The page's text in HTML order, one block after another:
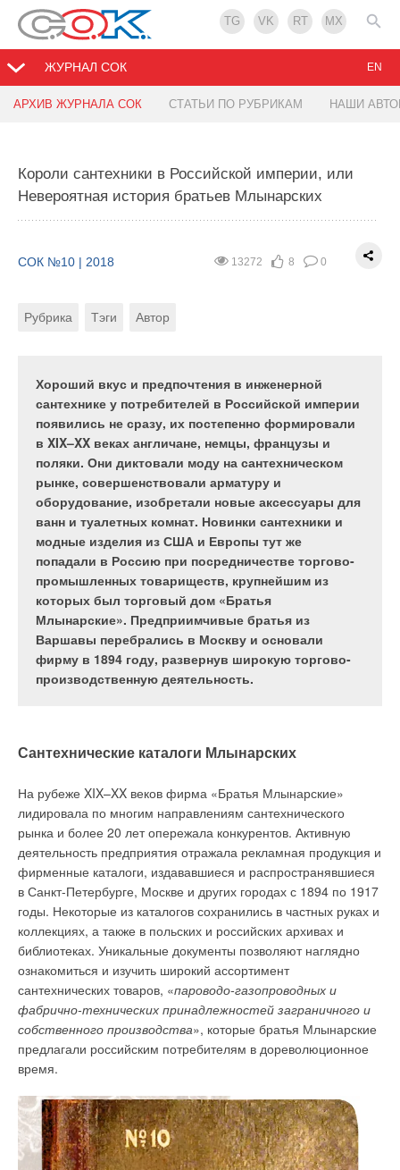
TG VK RT MX
ЖУРНАЛ СОК
АРХИВ ЖУРНАЛА СОК СТАТЬИ ПО РУБРИКАМ НАШИ
EN
Короли сантехники в Российской империи, или
Невероятная история братьев Млынарских
13272 8 0
СОК №10 | 2018
Рубрика Тэги Автор
Хороший вкус и предпочтения в инженерной
сантехнике у потребителей в Российской империи
появились не сразу, их постепенно формировали
в XIX–XX веках англичане, немцы, французы и
поляки. Они диктовали моду на сантехническом
рынке, совершенствовали арматуру и
оборудование, изобретали новые аксессуары для
ванн и туалетных комнат. Новинки сантехники и
модные изделия из США и Европы тут же
попадали в Россию при посредничестве торгово-
промышленных товариществ, крупнейшим из
которых был торговый дом «Братья
Млынарские». Предприимчивые братья из
Варшавы перебрались в Москву и основали
фирму в 1894 году, развернув широкую торгово-
производственную деятельность.
Сантехнические каталоги Млынарских
На рубеже XIX–XX веков фирма «Братья Млынарские»
лидировала по многим направлениям сантехнического
рынка и более 20 лет опережала конкурентов. Активную
деятельность предприятия отражала рекламная продукция и
фирменные каталоги, издававшиеся и распространявшиеся
в Санкт-Петербурге, Москве и других городах с 1894 по 1917
годы. Некоторые из каталогов сохранились в частных руках и
коллекциях, а также в польских и российских архивах и
библиотеках. Уникальные документы позволяют наглядно
ознакомиться и изучить широкий ассортимент
сантехнических товаров, «пароводо-газопроводных и
фабрично-технических принадлежностей заграничного и
собственного производства», которые братья Млынарские
предлагали российским потребителям в дореволюционное
время.
15717 6
СОК №10 | 2018
Рубрика Тэги
В любой отопительной системе качество
нужных параметров может привести к серьёзному
повреждению оборудования, поскольку при
нагревании воды до высоких температур
активизируются различные химические процессы.
Практика показывает, что некондиционная вода —
настоящая угроза для котла и наиболее частая
причина неисправностей.
Если для промышленных систем технологии водоподготовки
строго регламентированы, то в бытовом сегменте этому
вопросу не уделяется значительного внимания. Однако это
не отменяет необходимости контроля качества воды.
Эксперты компании «
Бош Термотехника
многолетнем опыте исследований, рассказывают об
основных принципах водоподготовки для бытовых
Главные враги котла: песок, накипь и коррозия